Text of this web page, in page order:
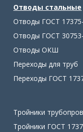
Отводы стальные
Отводы ГОСТ
Отводы ГОСТ
Отводы ОКШ
Переходы для труб
Переходы ГОСТ
Тройники
Тройники ГОСТ